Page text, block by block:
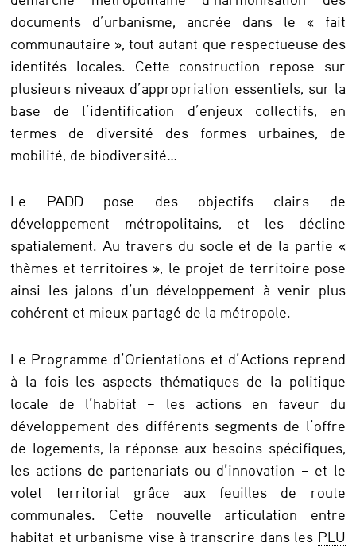
H
d
e
T
o
u
l
o
u
s
e
M
é
t
r
o
p
o
l
e
documents d’urbanisme, ancrée dans le « fait
communautaire », tout autant que respectueuse des
identités locales. Cette construction repose sur
plusieurs niveaux d’appropriation essentiels, sur la
base de l’identification d’enjeux collectifs, en
termes de diversité des formes urbaines, de
mobilité, de biodiversité…
Le PADDpose des objectifs clairs de
développement métropolitains, et les décline
spatialement. Au travers du socle et de la partie «
thèmes et territoires », le projet de territoire pose
ainsi les jalons d’un développement à venir plus
cohérent et mieux partagé de la métropole.
Le Programme d’Orientations et d’Actions reprend
à la fois les aspects thématiques de la politique
locale de l’habitat – les actions en faveur du
développement des différents segments de l’offre
de logements, la réponse aux besoins spécifiques,
les actions de partenariats ou d’innovation – et le
volet territorial grâce aux feuilles de route
communales. Cette nouvelle articulation entre
habitat et urbanisme vise à transcrire dans les PLU